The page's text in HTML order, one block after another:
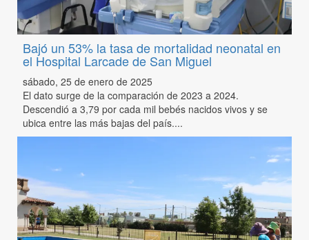
Bajó un 53% la tasa de mortalidad neonatal en
el Hospital Larcade de San Miguel
sábado, 25 de enero de 2025
El dato surge de la comparación de 2023 a 2024.
Descendió a 3,79 por cada mil bebés nacidos vivos y se
ubica entre las más bajas del país....